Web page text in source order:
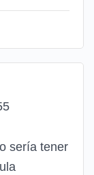
sería tener